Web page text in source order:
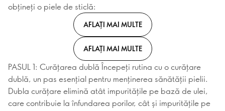
obțineți o piele de sticlă:
AFLAȚI MAI MULTE
AFLAȚI MAI MULTE
PASUL 1: Curățarea dublă Începeți rutina cu o curățare
dublă, un pas esențial pentru menținerea sănătății pielii.
Dubla curățare elimină atât impuritățile pe bază de ulei,
care contribuie la înfundarea porilor, cât și impuritățile pe